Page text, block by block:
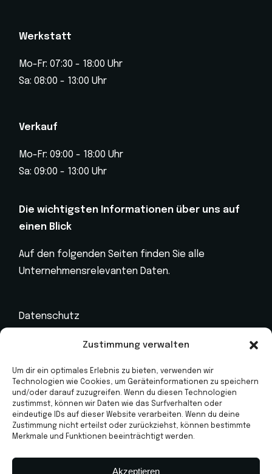
Zustimmung verwalten
Um dir ein optimales Erlebnis zu bieten, verwenden wir
Technologien wie Cookies, um Geräteinformationen zu speichern
und/oder darauf zuzugreifen. Wenn du diesen Technologien
zustimmst, können wir Daten wie das Surfverhalten oder
eindeutige IDs auf dieser Website verarbeiten. Wenn du deine
Zustimmung nicht erteilst oder zurückziehst, können bestimmte
Merkmale und Funktionen beeinträchtigt werden.
Akzeptieren
Werkstatt
Mo-Fr: 07:30 - 18:00 Uhr
Sa: 08:00 - 13:00 Uhr
Verkauf
Mo-Fr: 09:00 - 18:00 Uhr
Sa: 09:00 - 13:00 Uhr
Die wichtigsten Informationen über uns auf
einen Blick
Auf den folgenden Seiten finden Sie alle
Unternehmensrelevanten Daten.
Datenschutz
Kontakt
Marken
Jahreswagen
Werkstatt